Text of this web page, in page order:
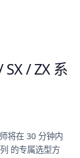
SX / ZX 系
将在 30 分钟内
的专属选型方